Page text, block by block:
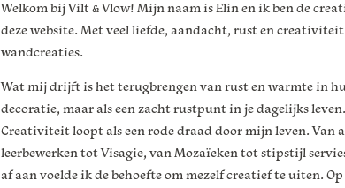
Welkom bij Vilt & Vlow! Mijn naam is Elin en ik ben de
deze website. Met veel liefde, aandacht, rust en
wandcreaties.
Wat mij drijft is het terugbrengen van rust en warmte in
decoratie, maar als een zacht rustpunt in je dagelijks leven.
Creativiteit loopt als een rode draad door mijn leven. Van
leerbewerken tot Visagie, van Mozaïeken tot stipstijl
af aan voelde ik de behoefte om mezelf creatief te uiten.